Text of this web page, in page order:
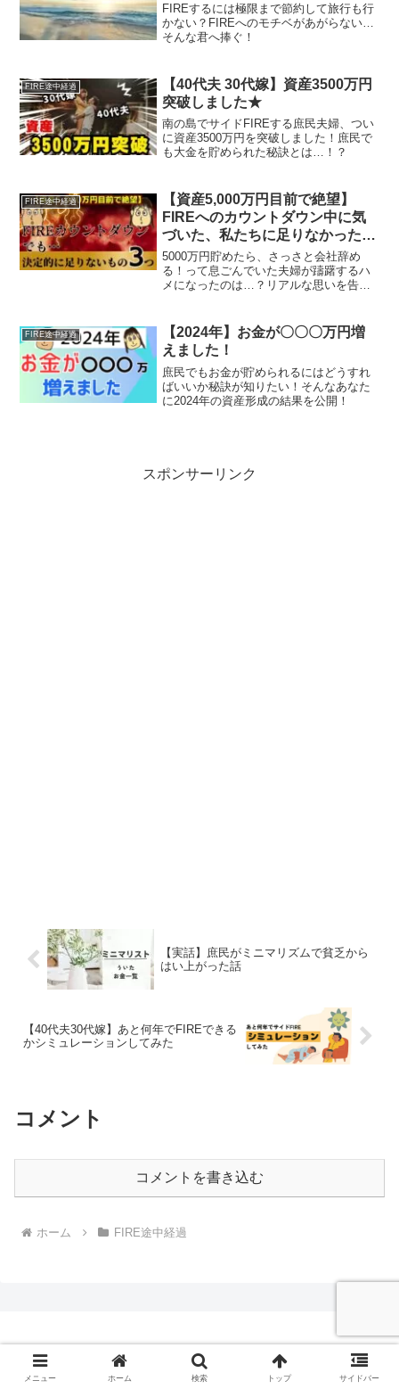
FIREするには極限まで節約して旅行も行
かない？FIREへのモチベがあがらない…
そんな君へ捧ぐ！
FIRE途中経過
【40代夫 30代嫁】資産3500万円
突破しました★
南の島でサイドFIREする庶民夫婦、つい
に資産3500万円を突破しました！庶民で
も大金を貯められた秘訣とは…！？
FIRE途中経過
【資産5,000万円目前で絶望】
FIREへのカウントダウン中に気
づいた、私たちに足りなかった決
定的なもの ３つ
5000万円貯めたら、さっさと会社辞め
る！って息ごんでいた夫婦が躊躇するハ
メになったのは…？リアルな思いを告
FIRE途中経過
【2024年】お金が〇〇〇万円増
えました！
庶民でもお金が貯められるにはどうすれ
ばいいか秘訣が知りたい！そんなあなた
に2024年の資産形成の結果を公開！
スポンサーリンク
【実話】庶民がミニマリズムで貧乏から
はい上がった話
【40代夫30代嫁】あと何年でFIREできる
かシミュレーションしてみた
コメント
コメントを書き込む
ホーム FIRE途中経過
Copyright © 2023 人生再起動ログ|資産5000万円と南国暮らし All
メニュー ホーム 検索 トップ サイドバー